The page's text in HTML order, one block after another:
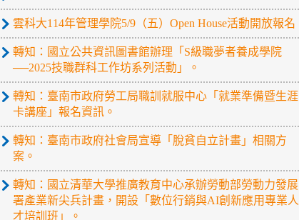
雲科大114年管理學院5/9（五）Open House活動開放報名
轉知：國立公共資訊圖書館辦理「S級職夢者養成學院
──2025技職群科工作坊系列活動」。
轉知：臺南市政府勞工局職訓就服中心「就業準備暨生涯
卡講座」報名資訊。
轉知：臺南市政府社會局宣導「脫貧自立計畫」相關方
案。
轉知：國立清華大學推廣教育中心承辦勞動部勞動力發展
署產業新尖兵計畫，開設「數位行銷與AI創新應用專業人
才培訓班」。